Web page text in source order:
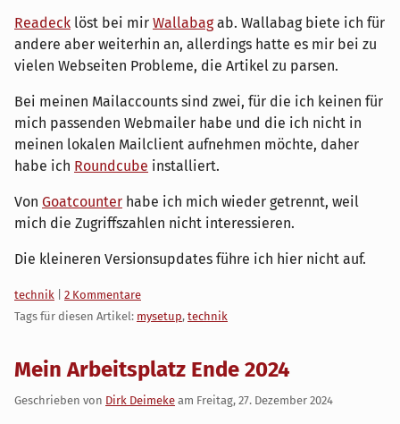
Readeck löst bei mir Wallabagab. Wallabag biete ich für
andere aber weiterhin an, allerdings hatte es mir bei zu
vielen Webseiten Probleme, die Artikel zu parsen.
Bei meinen Mailaccounts sind zwei, für die ich keinen für
mich passenden Webmailer habe und die ich nicht in
meinen lokalen Mailclient aufnehmen möchte, daher
habe ich Roundcube installiert.
Von Goatcounter habe ich mich wieder getrennt, weil
mich die Zugriffszahlen nicht interessieren.
Die kleineren Versionsupdates führe ich hier nicht auf.
Kategorien:
technik
2 Kommentare
Tags für diesen Artikel: mysetup, technik
Mein Arbeitsplatz Ende 2024
Geschrieben von Dirk Deimeke am Freitag, 27. Dezember 2024